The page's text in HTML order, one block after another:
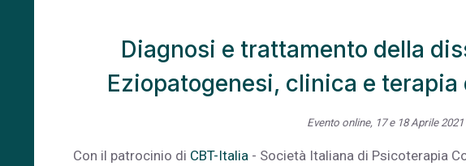
Diagnosi e trattamento della
Eziopatogenesi, clinica e
Evento online, 17 e 18 Aprile 2021
Con il patrocinio di CBT-Italia - Società Italiana di Psicoterapia